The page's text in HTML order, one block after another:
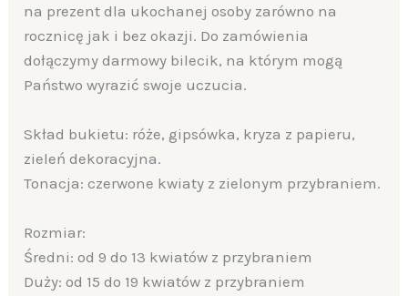
na prezent dla ukochanej osoby zarówno na
rocznicę jak i bez okazji. Do zamówienia
dołączymy darmowy bilecik, na którym mogą
Państwo wyrazić swoje uczucia.
Skład bukietu: róże, gipsówka, kryza z papieru,
zieleń dekoracyjna.
Tonacja: czerwone kwiaty z zielonym przybraniem.
Rozmiar:
Średni: od 9 do 13 kwiatów z przybraniem
Duży: od 15 do 19 kwiatów z przybraniem